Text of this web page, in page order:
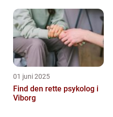
01 juni 2025
Find den rette psykolog i
Viborg